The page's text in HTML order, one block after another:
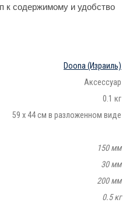
к содержимому и удобство
Doona(Израиль)
Аксессуар
0.1 кг
59 х 44 см в разложенном виде
150 мм
30 мм
200 мм
0.5 кг